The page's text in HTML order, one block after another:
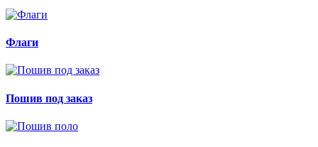
Флаги
Пошив под заказ